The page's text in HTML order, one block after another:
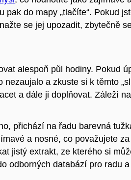
do mapy „tlačíte“. Pokud
se jej upozadit, zbytečně
alespoň půl hodiny. Pokud
nezaujalo a zkuste si k těmto
a dále ji doplňovat. Záleží
přichází na řadu barevná
a nosné, co považujete
jistý extrakt, ze kterého si
odborných databází pro radu